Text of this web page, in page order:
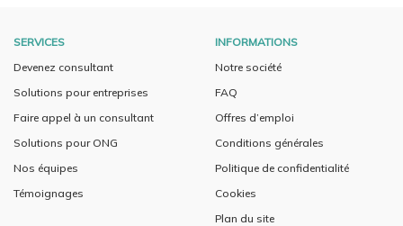
SERVICES
Devenez consultant
Solutions pour entreprises
Faire appel à un consultant
Solutions pour ONG
Nos équipes
Témoignages
INFORMATIONS
Notre société
FAQ
Offres d’emploi
Conditions générales
Politique de confidentialité
Cookies
Plan du site